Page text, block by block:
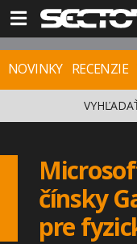
NOVINKY RECENZIE
čínsky
pre